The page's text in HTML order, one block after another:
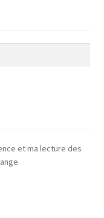
et ma lecture des